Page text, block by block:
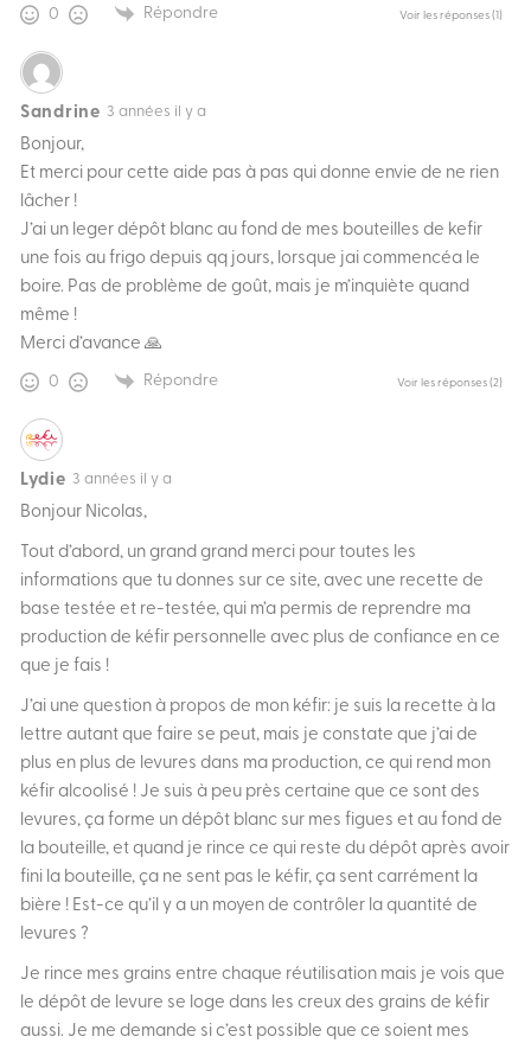
0 Répondre Voir les réponses(1)
Sandrine 3 années il y a
Bonjour,
Et merci pour cette aide pas à pas qui donne envie de ne rien
lâcher !
J’ai un leger dépôt blanc au fond de mes bouteilles de kefir
une fois au frigo depuis qq jours, lorsque jai commencéa le
boire. Pas de problème de goût, mais je m’inquiète quand
même !
Merci d’avance 🙏
0 Répondre Voir les réponses(2)
Lydie 3 années il y a
Bonjour Nicolas,
Tout d’abord, un grand grand merci pour toutes les
informations que tu donnes sur ce site, avec une recette de
base testée et re-testée, qui m’a permis de reprendre ma
production de kéfir personnelle avec plus de confiance en ce
que je fais !
J’ai une question à propos de mon kéfir: je suis la recette à la
lettre autant que faire se peut, mais je constate que j’ai de
plus en plus de levures dans ma production, ce qui rend mon
kéfir alcoolisé ! Je suis à peu près certaine que ce sont des
levures, ça forme un dépôt blanc sur mes figues et au fond de
la bouteille, et quand je rince ce qui reste du dépôt après avoir
fini la bouteille, ça ne sent pas le kéfir, ça sent carrément la
bière ! Est-ce qu’il y a un moyen de contrôler la quantité de
levures ?
Je rince mes grains entre chaque réutilisation mais je vois que
le dépôt de levure se loge dans les creux des grains de kéfir
aussi. Je me demande si c’est possible que ce soient mes